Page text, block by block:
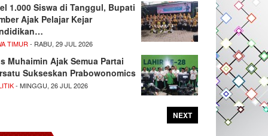
1.000 Siswa di Tanggul, Bupati
Ajak Pelajar Kejar
TIMUR - RABU, 29 JUL 2026
Muhaimin Ajak Semua Partai
Sukseskan Prabowonomics
- MINGGU, 26 JUL 2026
NEXT